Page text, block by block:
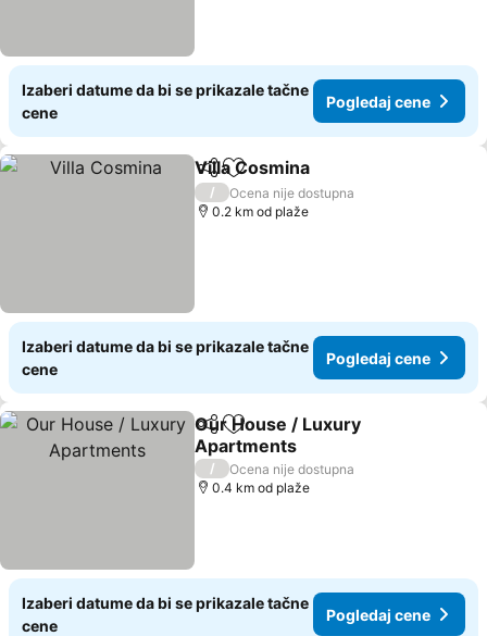
Izaberi datume da bi se prikazale tačne
cene
Pogledaj cene
Deli Dodati u favorite
Villa Cosmina
/
Ocena nije dostupna
0.2 km od plaže
Izaberi datume da bi se prikazale tačne
cene
Pogledaj cene
Deli Dodati u favorite
Our House / Luxury
Apartments
Pogledaj cene
/
Ocena nije dostupna
0.4 km od plaže
Izaberi datume da bi se prikazale tačne
cene
Pogledaj cene